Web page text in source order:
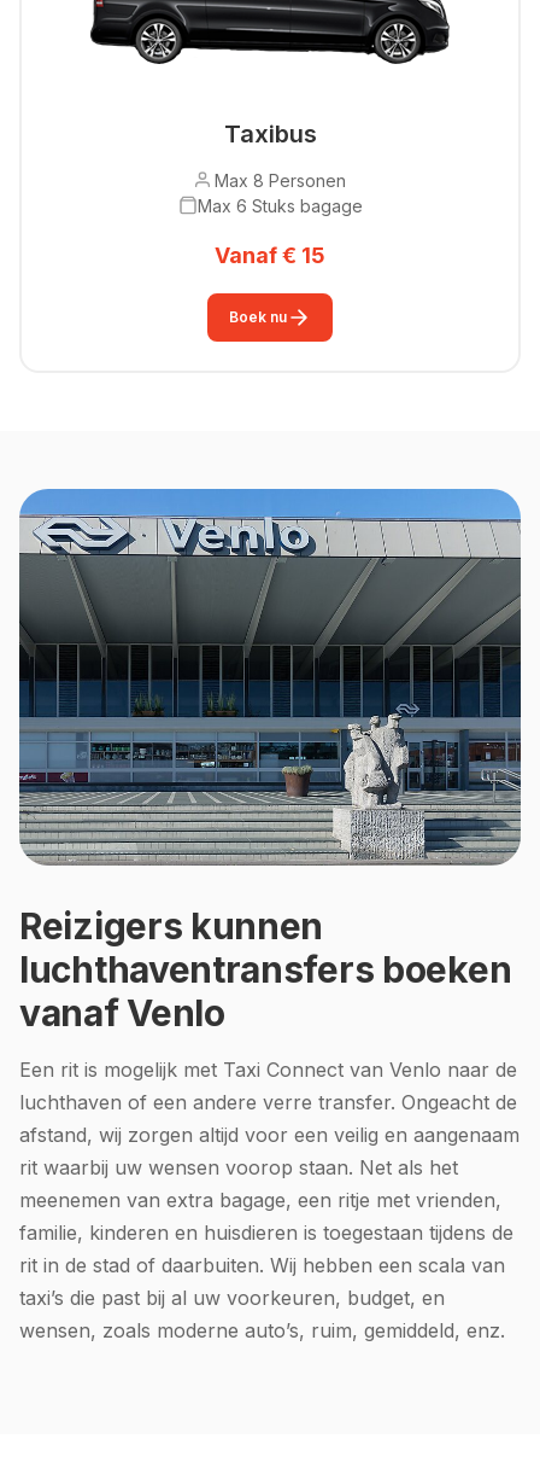
Taxibus
Max 8 Personen
Max 6 Stuks bagage
Vanaf € 15
Boek nu
Reizigers kunnen
luchthaventransfers boeken
vanaf Venlo
Een rit is mogelijk met Taxi Connect van Venlo naar de
luchthaven of een andere verre transfer. Ongeacht de
afstand, wij zorgen altijd voor een veilig en aangenaam
rit waarbij uw wensen voorop staan. Net als het
meenemen van extra bagage, een ritje met vrienden,
familie, kinderen en huisdieren is toegestaan tijdens de
rit in de stad of daarbuiten. Wij hebben een scala van
taxi’s die past bij al uw voorkeuren, budget, en
wensen, zoals moderne auto’s, ruim, gemiddeld, enz.